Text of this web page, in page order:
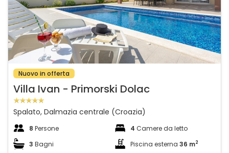
Nuovo in offerta
Villa Ivan - Primorski Dolac
Spalato, Dalmazia centrale (Croazia)
8 Persone 4 Camere da letto
3 Bagni Piscina esterna 36 m2